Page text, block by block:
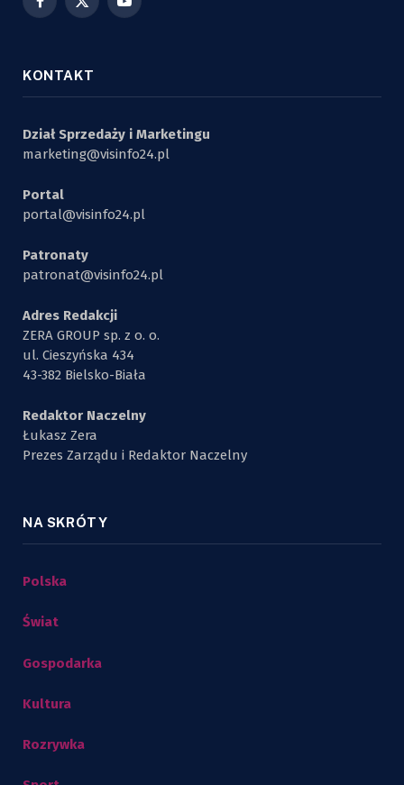
Facebook
X
YouTube
KONTAKT
Dział Sprzedaży i Marketingu
marketing@visinfo24.pl
Portal
portal@visinfo24.pl
Patronaty
patronat@visinfo24.pl
Adres Redakcji
ZERA GROUP sp. z o. o.
ul. Cieszyńska 434
43-382 Bielsko-Biała
Redaktor Naczelny
Łukasz Zera
Prezes Zarządu i Redaktor Naczelny
NA SKRÓTY
Polska
Świat
Gospodarka
Kultura
Rozrywka